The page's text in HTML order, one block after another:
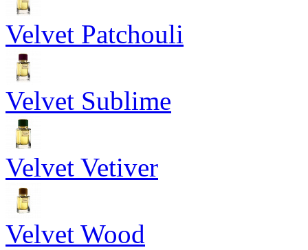
Velvet Patchouli
Velvet Sublime
Velvet Vetiver
Velvet Wood